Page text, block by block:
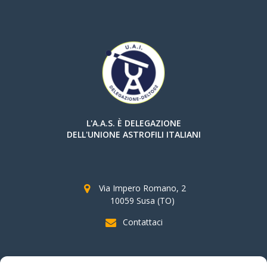
L'A.A.S. È DELEGAZIONE
DELL'UNIONE ASTROFILI ITALIANI
Via Impero Romano, 2
10059 Susa (TO)
Contattaci